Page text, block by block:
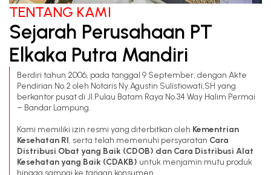
TENTANG KAMI
Sejarah Perusahaan PT
Elkaka Putra Mandiri
Berdiri tahun 2006, pada tanggal 9 September, dengan Akte
Pendirian No.2 oleh Notaris Ny.Agustin Sulistiowati,SH yang
berkantor pusat di Jl.Pulau Batam Raya No.34 Way Halim Permai
– Bandar Lampung.
Kami memiliki izin resmi yang diterbitkan oleh Kementrian
Kesehatan RI, serta telah memenuhi persyaratan Cara
Distribusi Obat yang Baik (CDOB) dan Cara Distribusi Alat
Kesehatan yang Baik (CDAKB) untuk menjamin mutu produk
hingga sampai ke tangan konsumen.